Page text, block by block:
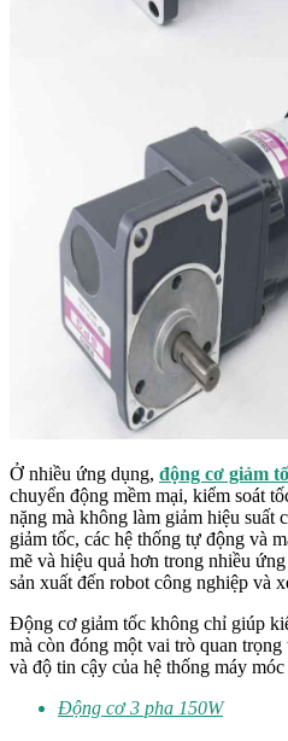
Ở nhiều ứng dụng, động cơ giảm
chuyển động mềm mại, kiểm soát
nặng mà không làm giảm hiệu suất
giảm tốc, các hệ thống tự động và
mẽ và hiệu quả hơn trong nhiều
sản xuất đến robot công nghiệp và
Động cơ giảm tốc không chỉ giúp
mà còn đóng một vai trò quan
và độ tin cậy của hệ thống máy
Động cơ 3 pha 150W